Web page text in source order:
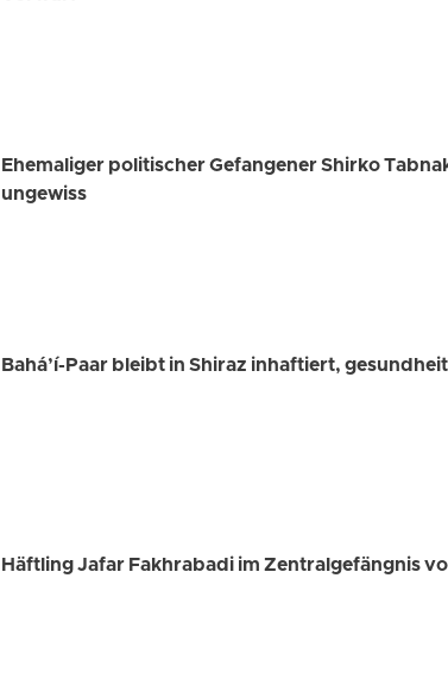
Ehemaliger politischer Gefangener Shirko
ungewiss
Bahá’í-Paar bleibt in Shiraz inhaftiert,
Häftling Jafar Fakhrabadi im Zentralgefängnis